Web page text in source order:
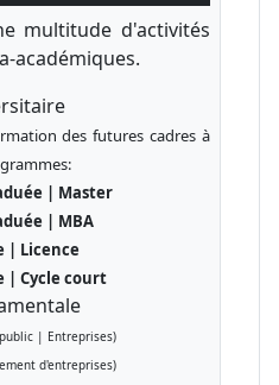
multitude d'activités
académiques.
des futures cadres à
| Master
| MBA
| Licence
| Cycle court
| Entreprises)
d'entreprises)